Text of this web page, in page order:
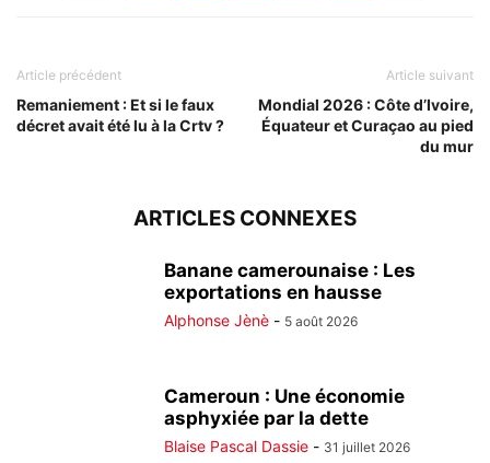
Article précédent
Remaniement : Et si le faux
décret avait été lu à la Crtv ?
Article suivant
Mondial 2026 : Côte d’Ivoire,
Équateur et Curaçao au pied
du mur
ARTICLES CONNEXES
Banane camerounaise : Les
exportations en hausse
Alphonse Jènè - 5 août 2026
Cameroun : Une économie
asphyxiée par la dette
Blaise Pascal Dassie - 31 juillet 2026